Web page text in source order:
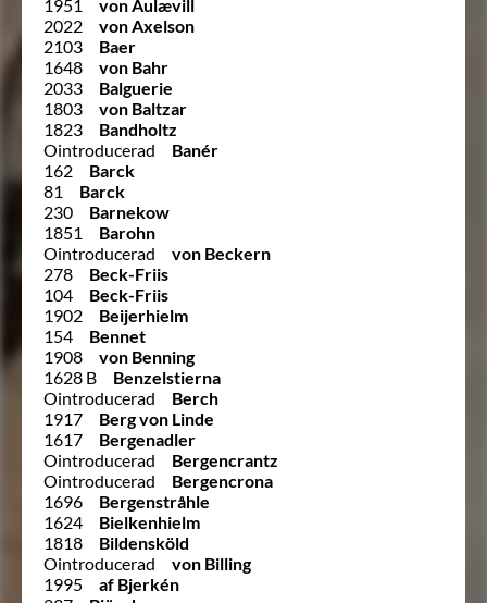
1951
von Aulævill
2022
von Axelson
2103
Baer
1648
von Bahr
2033
Balguerie
1803
von Baltzar
1823
Bandholtz
Ointroducerad
Banér
162
Barck
81
Barck
230
Barnekow
1851
Barohn
Ointroducerad
von Beckern
278
Beck-Friis
104
Beck-Friis
1902
Beijerhielm
154
Bennet
1908
von Benning
1628 B
Benzelstierna
Ointroducerad
Berch
1917
Berg von Linde
1617
Bergenadler
Ointroducerad
Bergencrantz
Ointroducerad
Bergencrona
1696
Bergenstråhle
1624
Bielkenhielm
1818
Bildensköld
Ointroducerad
von Billing
1995
af Bjerkén